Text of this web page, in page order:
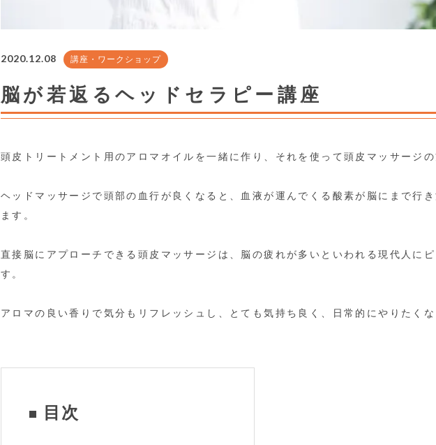
2020.12.08 講座・ワークショップ
脳が若返るヘッドセラピー講座
頭皮トリートメント用のアロマオイルを一緒に作り、それを使って頭皮マッサージ
ヘッドマッサージで頭部の血行が良くなると、血液が運んでくる酸素が脳にまで行
ます。
直接脳にアプローチできる頭皮マッサージは、脳の疲れが多いといわれる現代人に
す。
アロマの良い香りで気分もリフレッシュし、とても気持ち良く、日常的にやりたく
目次